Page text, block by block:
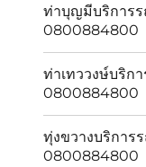
ท่าบุญมีบริการ
0800884800
ท่าเทววงษ์บริก
0800884800
ทุ่งขวางบริการ
0800884800